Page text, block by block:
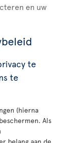
en uw
te
te
(hierna
Als